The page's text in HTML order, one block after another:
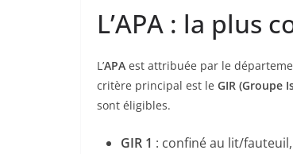
L’APA : la plus
L’APA est attribuée par le
critère principal est le GIR (Groupe
sont éligibles.
GIR 1 : confiné au lit/